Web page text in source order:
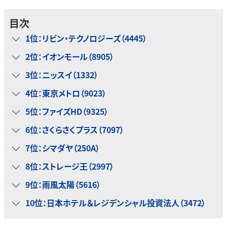
目次
1位：リビン・テクノロジーズ（4445）
2位：イオンモール（8905）
3位：ニッスイ（1332）
4位：東京メトロ（9023）
5位：ファイズHD（9325）
6位：さくらさくプラス（7097）
7位：シマダヤ（250A）
8位：ストレージ王（2997）
9位：雨風太陽（5616）
10位：日本ホテル＆レジデンシャル投資法人（3472）